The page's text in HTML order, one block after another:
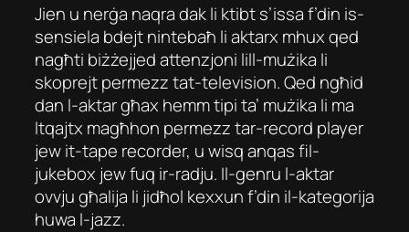
Jien u nerġa naqra dak li ktibt s’issa f’din is-
sensiela bdejt nintebaħ li aktarx mhux qed
nagħti biżżejjed attenzjoni lill-mużika li
skoprejt permezz tat-television. Qed ngħid
dan l-aktar għax hemm tipi ta’ mużika li ma
ltqajtx magħhon permezz tar-record player
jew it-tape recorder, u wisq anqas fil-
jukebox jew fuq ir-radju. Il-genru l-aktar
ovvju għalija li jidħol kexxun f’din il-kategorija
huwa l-jazz.